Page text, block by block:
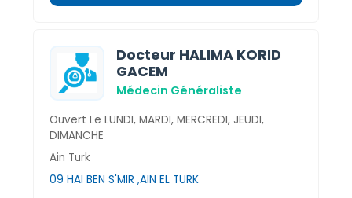
Docteur HALIMA KORID
GACEM
Médecin Généraliste
Ouvert Le LUNDI, MARDI, MERCREDI, JEUDI,
DIMANCHE
Ain Turk
09 HAI BEN S'MIR ,AIN EL TURK